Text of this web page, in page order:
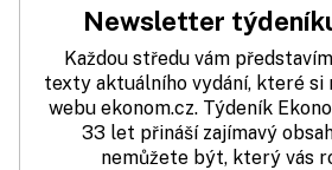
Newsletter
Každou středu vám
texty aktuálního vydání, které si
webu ekonom.cz. Týdeník
33 let přináší zajímavý
nemůžete být, který vás